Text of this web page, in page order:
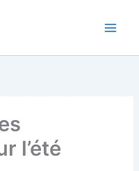
l’été